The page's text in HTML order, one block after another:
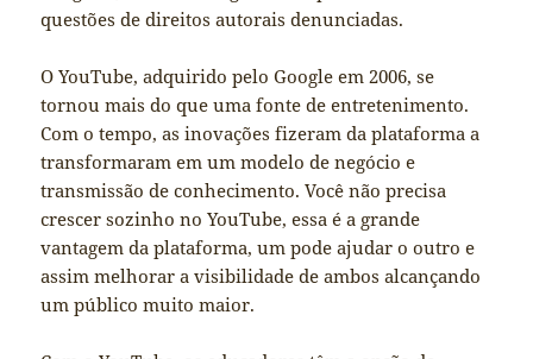
questões de direitos autorais denunciadas.
O YouTube, adquirido pelo Google em 2006, se
tornou mais do que uma fonte de entretenimento.
Com o tempo, as inovações fizeram da plataforma a
transformaram em um modelo de negócio e
transmissão de conhecimento. Você não precisa
crescer sozinho no YouTube, essa é a grande
vantagem da plataforma, um pode ajudar o outro e
assim melhorar a visibilidade de ambos alcançando
um público muito maior.